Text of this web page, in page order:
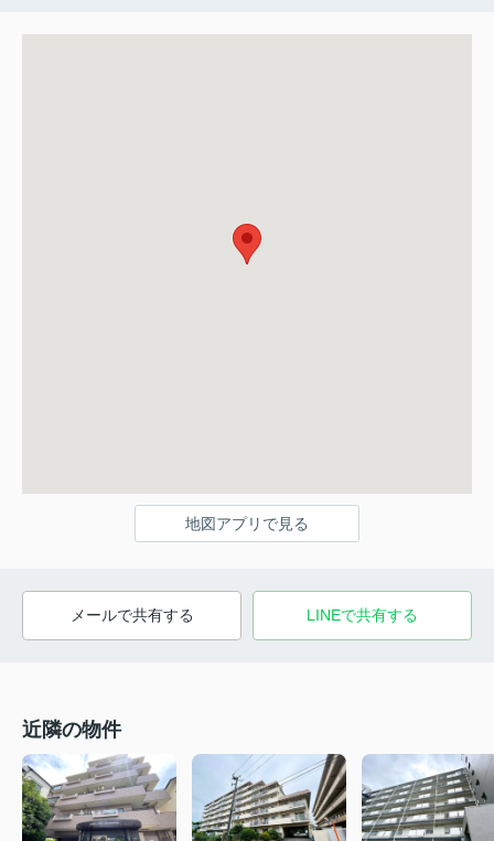
地図アプリで見る
メールで共有する LINEで共有する
近隣の物件